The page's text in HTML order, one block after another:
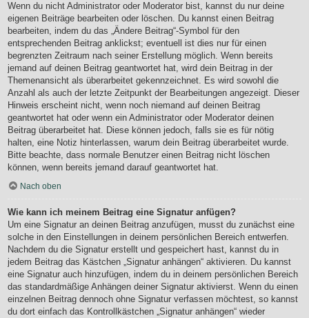
Wenn du nicht Administrator oder Moderator bist, kannst du nur deine
eigenen Beiträge bearbeiten oder löschen. Du kannst einen Beitrag
bearbeiten, indem du das „Ändere Beitrag“-Symbol für den
entsprechenden Beitrag anklickst; eventuell ist dies nur für einen
begrenzten Zeitraum nach seiner Erstellung möglich. Wenn bereits
jemand auf deinen Beitrag geantwortet hat, wird dein Beitrag in der
Themenansicht als überarbeitet gekennzeichnet. Es wird sowohl die
Anzahl als auch der letzte Zeitpunkt der Bearbeitungen angezeigt. Dieser
Hinweis erscheint nicht, wenn noch niemand auf deinen Beitrag
geantwortet hat oder wenn ein Administrator oder Moderator deinen
Beitrag überarbeitet hat. Diese können jedoch, falls sie es für nötig
halten, eine Notiz hinterlassen, warum dein Beitrag überarbeitet wurde.
Bitte beachte, dass normale Benutzer einen Beitrag nicht löschen
können, wenn bereits jemand darauf geantwortet hat.
Nach oben
Wie kann ich meinem Beitrag eine Signatur anfügen?
Um eine Signatur an deinen Beitrag anzufügen, musst du zunächst eine
solche in den Einstellungen in deinem persönlichen Bereich entwerfen.
Nachdem du die Signatur erstellt und gespeichert hast, kannst du in
jedem Beitrag das Kästchen „Signatur anhängen“ aktivieren. Du kannst
eine Signatur auch hinzufügen, indem du in deinem persönlichen Bereich
das standardmäßige Anhängen deiner Signatur aktivierst. Wenn du einen
einzelnen Beitrag dennoch ohne Signatur verfassen möchtest, so kannst
du dort einfach das Kontrollkästchen „Signatur anhängen“ wieder